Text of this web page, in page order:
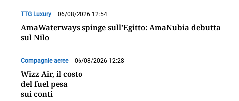
TTG Luxury 06/08/2026 12:54
AmaWaterways spinge sull’Egitto: AmaNubia debutta
sul Nilo
Compagnie aeree 06/08/2026 12:28
Wizz Air, il costo
del fuel pesa
sui conti